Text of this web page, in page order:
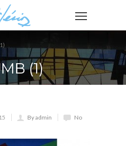
(1)
By admin
No